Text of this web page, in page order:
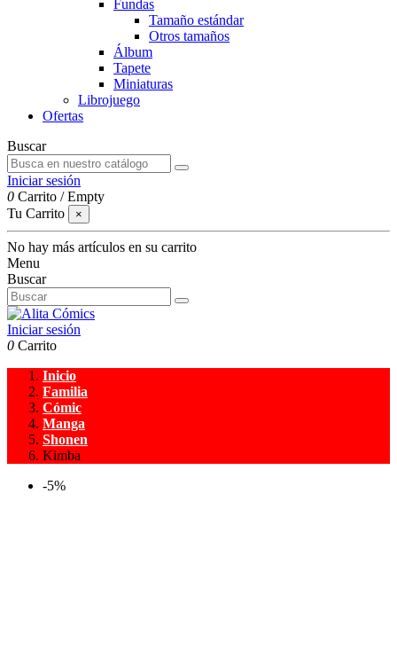
Fundas
Tamaño estándar
Otros tamaños
Álbum
Tapete
Miniaturas
Librojuego
Ofertas
Buscar
Iniciar sesión
0 Carrito /Empty
Tu Carrito
×
No hay más artículos en su carrito
Menu
Buscar
Iniciar sesión
0 Carrito
Inicio
Familia
Cómic
Manga
Shonen
Kimba
-5%